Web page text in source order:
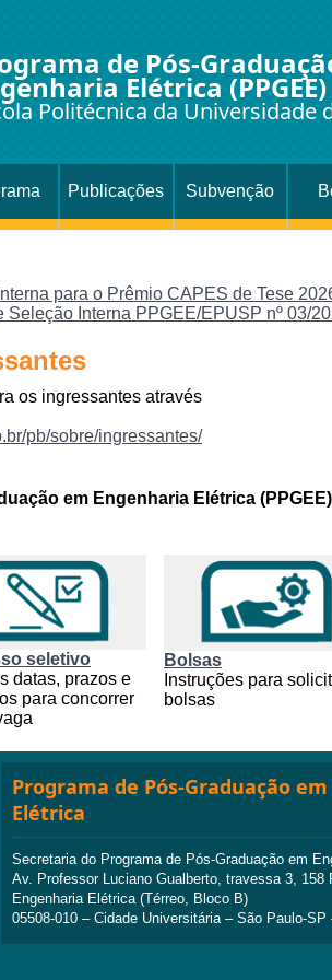
de Pós-
Elétrica (PPGEE)
Politécnica da Universidade
Publicações Subvenção
para o Prêmio CAPES de Tese
Seleção Interna PPGEE/EPUSP nº 03/
os ingressantes através
pb/sobre/ingressantes/
em Engenharia Elétrica (PPGEE)
seletivo
datas, prazos e
para concorrer
Bolsas
Instruções para
bolsas
Programa de Pós-Graduação
Elétrica
Secretaria do Programa de Pós-Graduação em
Av. Professor Luciano Gualberto, travessa 3, 158
Engenharia Elétrica (Térreo, Bloco B)
05508-010 – Cidade Universitária – São Paulo-SP